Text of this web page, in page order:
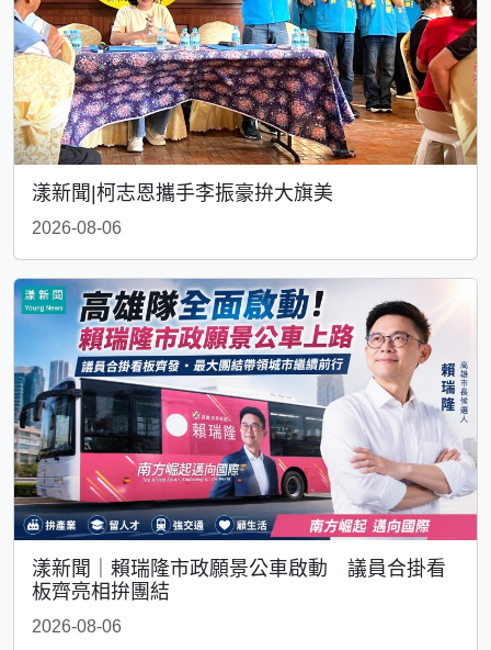
漾新聞|柯志恩攜手李振豪拚大旗美
2026-08-06
漾新聞｜賴瑞隆市政願景公車啟動 議員合掛看
板齊亮相拚團結
2026-08-06